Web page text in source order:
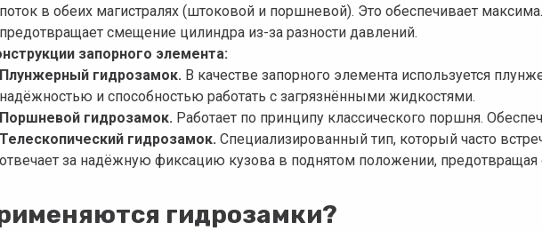
поток в обеих магистралях (штоковой и поршневой). Это обеспечивает
предотвращает смещение цилиндра из-за разности давлений.
запорного элемента:
Плунжерный гидрозамок. В качестве запорного элемента используется
надёжностью и способностью работать с загрязнёнными жидкостями.
Поршневой гидрозамок. Работает по принципу классического поршня.
Телескопический гидрозамок. Специализированный тип, который часто
отвечает за надёжную фиксацию кузова в поднятом положении, предотвращая
гидрозамки?